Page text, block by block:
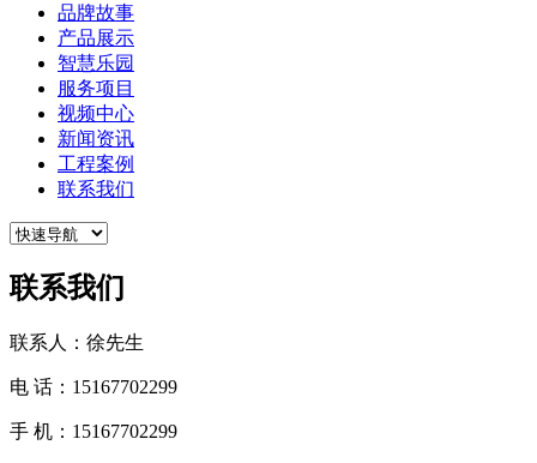
品牌故事
产品展示
智慧乐园
服务项目
视频中心
新闻资讯
工程案例
联系我们
联系我们
联系人：徐先生
电 话：15167702299
手 机：15167702299